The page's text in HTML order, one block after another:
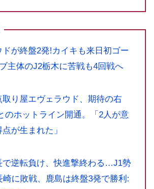
ドが終盤2発!カイキも来日初ゴー
主体のJ2栃木に苦戦も4回戦へ
取り屋エヴェラウド、期待の右
のホットライン開通。「2人が意
が生まれた」
で逆転負け、快進撃終わる…J1勢
崎に敗戦、鹿島は終盤3発で勝利: